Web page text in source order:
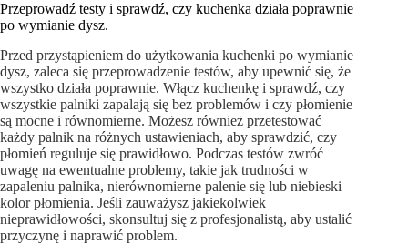
Przeprowadź testy i sprawdź, czy kuchenka działa poprawnie
po wymianie dysz.
Przed przystąpieniem do użytkowania kuchenki po wymianie
dysz, zaleca się przeprowadzenie testów, aby upewnić się, że
wszystko działa poprawnie. Włącz kuchenkę i sprawdź, czy
wszystkie palniki zapalają się bez problemów i czy płomienie
są mocne i równomierne. Możesz również przetestować
każdy palnik na różnych ustawieniach, aby sprawdzić, czy
płomień reguluje się prawidłowo. Podczas testów zwróć
uwagę na ewentualne problemy, takie jak trudności w
zapaleniu palnika, nierównomierne palenie się lub niebieski
kolor płomienia. Jeśli zauważysz jakiekolwiek
nieprawidłowości, skonsultuj się z profesjonalistą, aby ustalić
przyczynę i naprawić problem.